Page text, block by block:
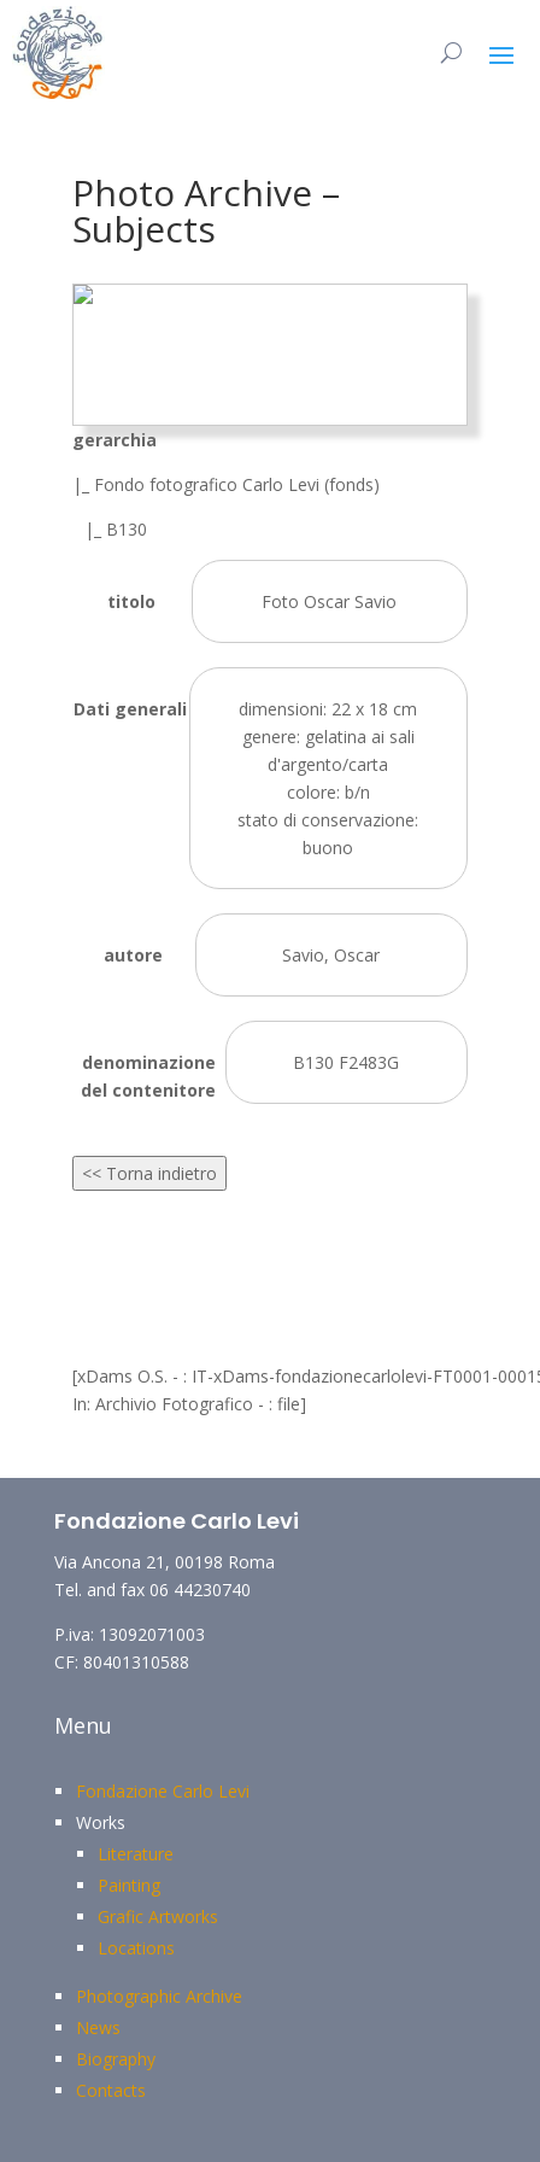
Photo Archive –
Subjects
gerarchia
|_ Fondo fotografico Carlo Levi (fonds)
|_ B130
titolo Foto Oscar Savio
Dati generali
dimensioni: 22 x 18 cm
genere: gelatina ai sali
d'argento/carta
colore: b/n
stato di conservazione:
buono
autore Savio, Oscar
denominazione
del contenitore
B130 F2483G
<< Torna indietro
[xDams O.S. - : IT-xDams-fondazionecarlolevi-FT0001-
In: Archivio Fotografico - : file]
Fondazione Carlo Levi
Via Ancona 21, 00198 Roma
Tel. and fax 06 44230740
P.iva: 13092071003
CF: 80401310588
Menu
Fondazione Carlo Levi
Works
Literature
Painting
Grafic Artworks
Locations
Photographic Archive
News
Biography
Contacts